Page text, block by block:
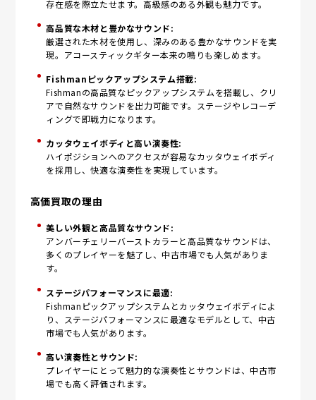
存在感を際立たせます。高級感のある外観も魅力です。
高品質な木材と豊かなサウンド:
厳選された木材を使用し、深みのある豊かなサウンドを実
現。アコースティックギター本来の鳴りも楽しめます。
Fishmanピックアップシステム搭載:
Fishmanの高品質なピックアップシステムを搭載し、クリ
アで自然なサウンドを出力可能です。ステージやレコーデ
ィングで即戦力になります。
カッタウェイボディと高い演奏性:
ハイポジションへのアクセスが容易なカッタウェイボディ
を採用し、快適な演奏性を実現しています。
高価買取の理由
美しい外観と高品質なサウンド:
アンバーチェリーバーストカラーと高品質なサウンドは、
多くのプレイヤーを魅了し、中古市場でも人気がありま
す。
ステージパフォーマンスに最適:
Fishmanピックアップシステムとカッタウェイボディによ
り、ステージパフォーマンスに最適なモデルとして、中古
市場でも人気があります。
高い演奏性とサウンド:
プレイヤーにとって魅力的な演奏性とサウンドは、中古市
場でも高く評価されます。